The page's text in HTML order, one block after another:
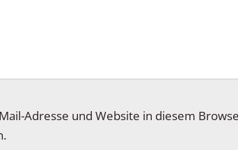
Adresse und Website in diesem